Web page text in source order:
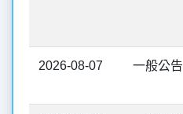
2026-08-07 一般公告